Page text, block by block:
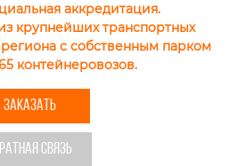
аккредитация.
крупнейших транспортных
с собственным парком
контейнеровозов.
ЗАКАЗАТЬ
СВЯЗЬ